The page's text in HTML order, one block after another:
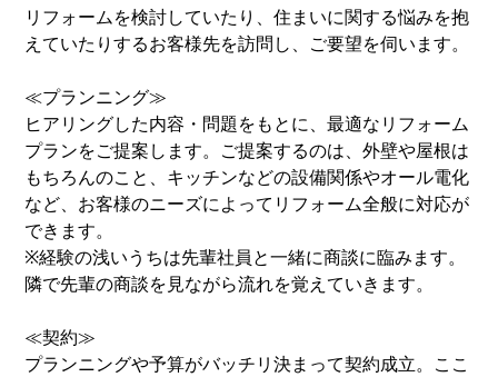
リフォームを検討していたり、住まいに関する悩みを抱
えていたりするお客様先を訪問し、ご要望を伺います。
≪プランニング≫
ヒアリングした内容・問題をもとに、最適なリフォーム
プランをご提案します。ご提案するのは、外壁や屋根は
もちろんのこと、キッチンなどの設備関係やオール電化
など、お客様のニーズによってリフォーム全般に対応が
できます。
※経験の浅いうちは先輩社員と一緒に商談に臨みます。
隣で先輩の商談を見ながら流れを覚えていきます。
≪契約≫
プランニングや予算がバッチリ決まって契約成立。ここ